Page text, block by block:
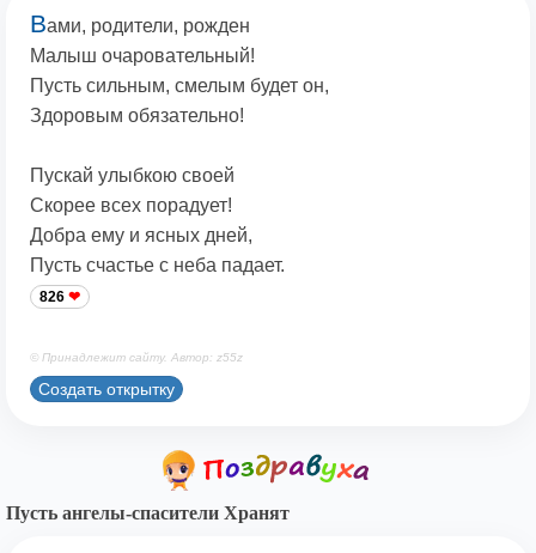
Вами, родители, рожден
Малыш очаровательный!
Пусть сильным, смелым будет он,
Здоровым обязательно!
Пускай улыбкою своей
Скорее всех порадует!
Добра ему и ясных дней,
Пусть счастье с неба падает.
826
© Принадлежит сайту. Автор: z55z
Создать открытку
Пусть ангелы-спасители Хранят